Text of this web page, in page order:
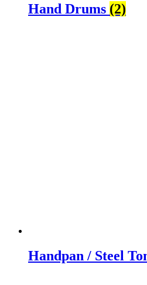
Hand Drums (2)
Handpan / Steel